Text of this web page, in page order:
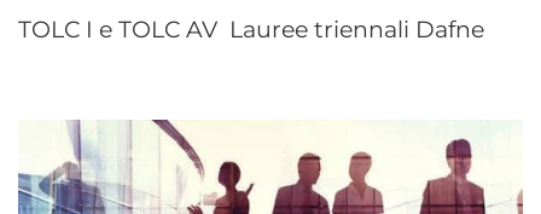
TOLC I e TOLC AV Lauree triennali Dafne